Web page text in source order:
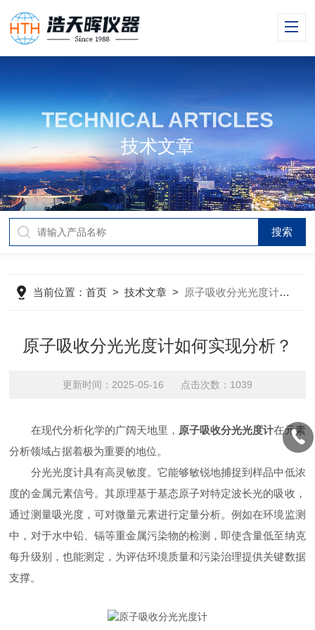
TECHNICAL ARTICLES
技术文章
当前位置：首页 >技术文章 > 原子吸收分光光度计如何实现分析？
原子吸收分光光度计如何实现分析？
更新时间：2025-05-16 点击次数：1039
在现代分析化学的广阔天地里， 原子吸收分光光度计在元素
分析领域占据着极为重要的地位。
分光光度计具有高灵敏度。它能够敏锐地捕捉到样品中低浓
度的金属元素信号。其原理基于基态原子对特定波长光的吸收，
通过测量吸光度，可对微量元素进行定量分析。例如在环境监测
中，对于水中铅、镉等重金属污染物的检测，即使含量低至纳克
每升级别，也能测定，为评估环境质量和污染治理提供关键数据
支撑。